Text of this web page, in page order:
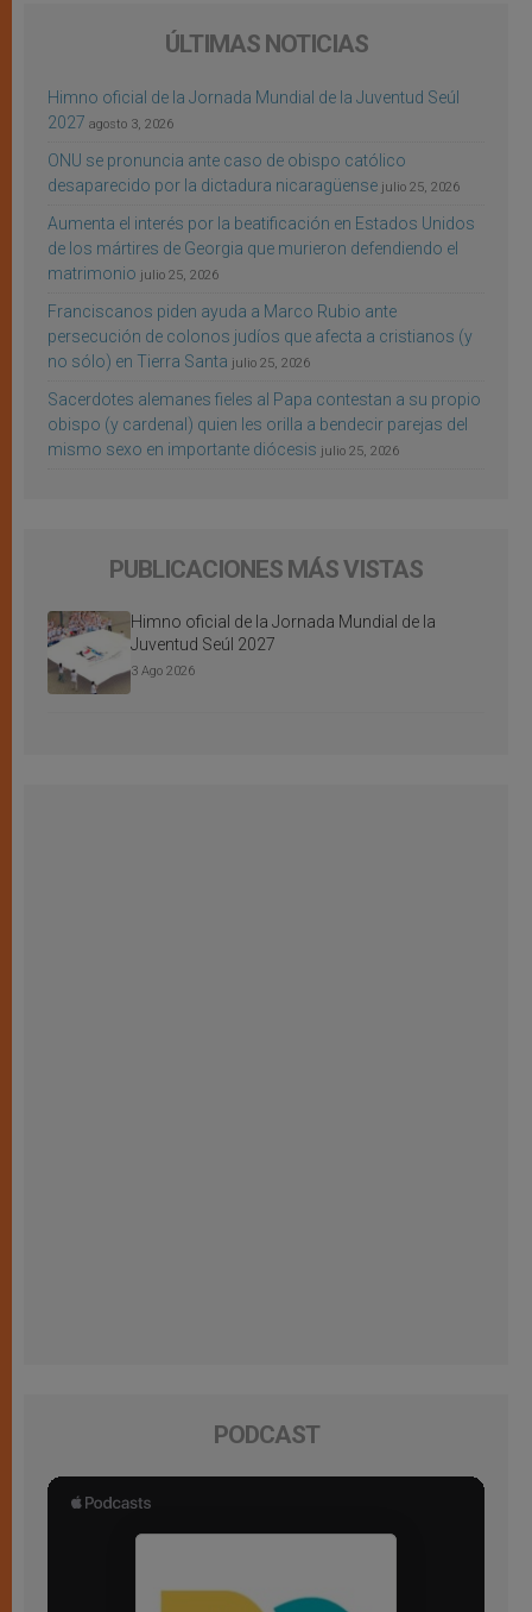
ÚLTIMAS NOTICIAS
Himno oficial de la Jornada Mundial de la Juventud Seúl
2027 agosto 3, 2026
ONU se pronuncia ante caso de obispo católico
desaparecido por la dictadura nicaragüense julio 25, 2026
Aumenta el interés por la beatificación en Estados Unidos
de los mártires de Georgia que murieron defendiendo el
matrimonio julio 25, 2026
Franciscanos piden ayuda a Marco Rubio ante
persecución de colonos judíos que afecta a cristianos (y
no sólo) en Tierra Santa julio 25, 2026
Sacerdotes alemanes fieles al Papa contestan a su propio
obispo (y cardenal) quien les orilla a bendecir parejas del
mismo sexo en importante diócesis julio 25, 2026
PUBLICACIONES MÁS VISTAS
Himno oficial de la Jornada Mundial de la
Juventud Seúl 2027
3 Ago 2026
PODCAST